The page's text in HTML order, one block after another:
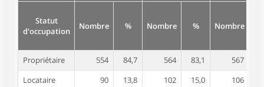
Statut
d'occupation
Nombre % Nombre % Nombre
Propriétaire 554 84,7 564 83,1 567
Locataire
90 13,8 102 15,0 106